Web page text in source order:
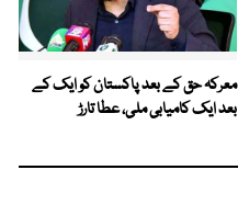
معرکہ حق کے بعد پاکستان کو ایک کے
بعد ایک کامیابی ملی، عطا تارڑ